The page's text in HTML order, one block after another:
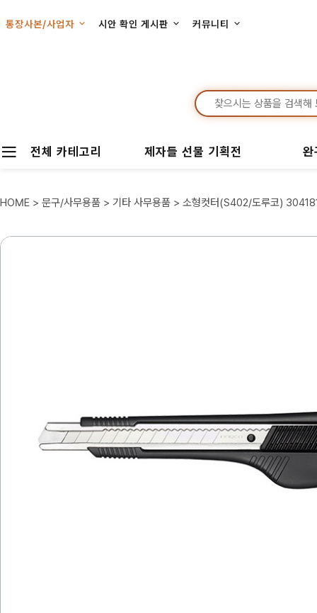
통장사본/사업자 시안 확인 게시판 커뮤니티
전체 카테고리 제자들 선물 기획전
HOME > 문구/사무용품 > 기타 사무용품 > 소형컷터(S402/도루코)